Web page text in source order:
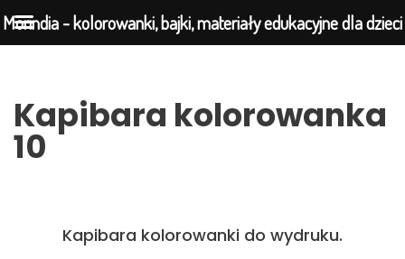
do
treści
Kapibara kolorowanka
10
Kapibara kolorowanki do wydruku.
Morindia - kolorowanki, bajki, materiały edukacyjne dla dzieci